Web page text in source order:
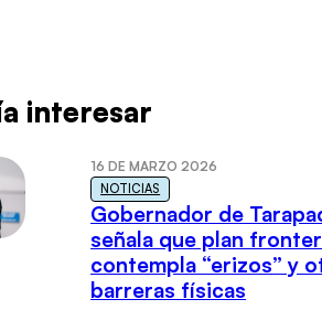
interesar
16 DE MARZO 2026
NOTICIAS
Gobernador de
señala que plan
contempla “erizos” y
barreras físicas